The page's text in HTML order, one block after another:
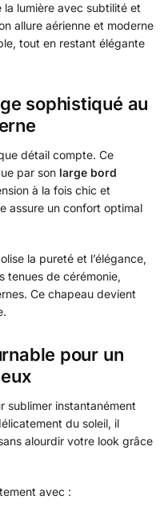
lumière avec subtilité et
allure aérienne et moderne
tout en restant élégante
sophistiqué au
détail compte. Ce
par son large bord
à la fois chic et
assure un confort optimal
la pureté et l’élégance,
tenues de cérémonie,
Ce chapeau devient
pour un
sublimer instantanément
du soleil, il
alourdir votre look grâce
avec :